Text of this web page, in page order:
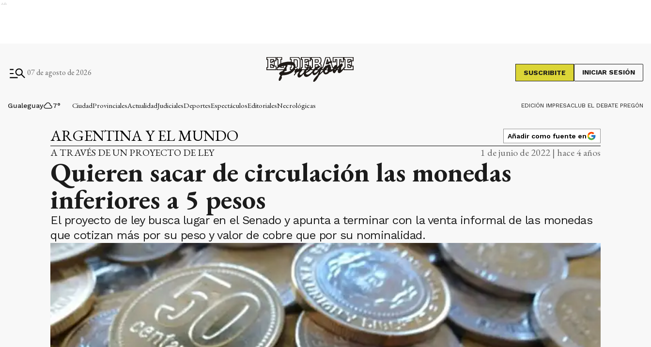
Ads
07 de agosto de 2026 SUSCRIBITE INICIAR SESIÓN
Gualeguay 7° CiudadProvincialesActualidadJudicialesDeportesEspectáculosEditorialesNecrológicas EDICIÓN IMPRESACLUB EL DEBATE PREGÓN
ARGENTINA Y EL MUNDO Añadir como fuente en
A TRAVÉS DE UN PROYECTO DE LEY 1 de junio de 2022 | hace 4 años
Quieren sacar de circulación las monedas
inferiores a 5 pesos
El proyecto de ley busca lugar en el Senado y apunta a terminar con la venta informal de las monedas
que cotizan más por su peso y valor de cobre que por su nominalidad.